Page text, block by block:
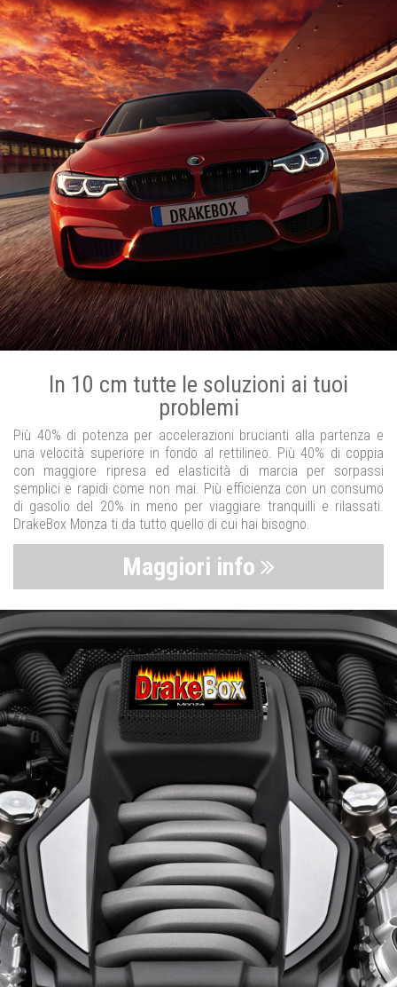
In 10 cm tutte le soluzioni ai tuoi
problemi
Più 40% di potenza per accelerazioni brucianti alla partenza e
una velocità superiore in fondo al rettilineo. Più 40% di coppia
con maggiore ripresa ed elasticità di marcia per sorpassi
semplici e rapidi come non mai. Più efficienza con un consumo
di gasolio del 20% in meno per viaggiare tranquilli e rilassati.
DrakeBox Monza ti da tutto quello di cui hai bisogno.
Maggiori info